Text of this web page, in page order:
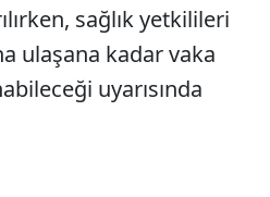
sağlık yetkilileri
ulaşana kadar vaka
uyarısında